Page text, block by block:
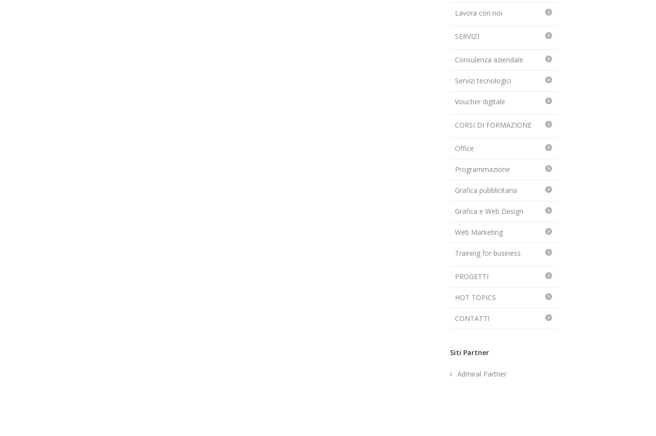
Lavora con noi
SERVIZI
Consulenza aziendale
Servizi tecnologici
Voucher digitale
CORSI DI FORMAZIONE
Office
Programmazione
Grafica pubblicitaria
Grafica e Web Design
Web Marketing
Training for business
PROGETTI
HOT TOPICS
CONTATTI
Siti Partner
Admiral Partner